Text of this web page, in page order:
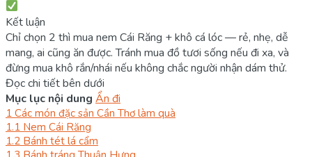
Kết luận
Chỉ chọn 2 thì mua nem Cái Răng + khô cá lóc — rẻ, nhẹ, dễ
mang, ai cũng ăn được. Tránh mua đồ tươi sống nếu đi xa, và
đừng mua khô rắn/nhái nếu không chắc người nhận dám thử.
Đọc chi tiết bên dưới
Mục lục nội dung Ẩn đi
1 Các món đặc sản Cần Thơ làm quà
1.1 Nem Cái Răng
1.2 Bánh tét lá cẩm